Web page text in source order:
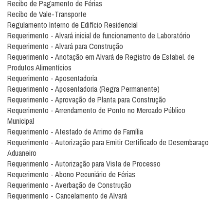
Recibo de Pagamento de Férias
Recibo de Vale-Transporte
Regulamento Interno de Edifício Residencial
Requerimento - Alvará inicial de funcionamento de Laboratório
Requerimento - Alvará para Construção
Requerimento - Anotação em Alvará de Registro de Estabel. de
Produtos Alimentícios
Requerimento - Aposentadoria
Requerimento - Aposentadoria (Regra Permanente)
Requerimento - Aprovação de Planta para Construção
Requerimento - Arrendamento de Ponto no Mercado Público
Municipal
Requerimento - Atestado de Arrimo de Família
Requerimento - Autorização para Emitir Certificado de Desembaraço
Aduaneiro
Requerimento - Autorização para Vista de Processo
Requerimento - Abono Pecuniário de Férias
Requerimento - Averbação de Construção
Requerimento - Cancelamento de Alvará